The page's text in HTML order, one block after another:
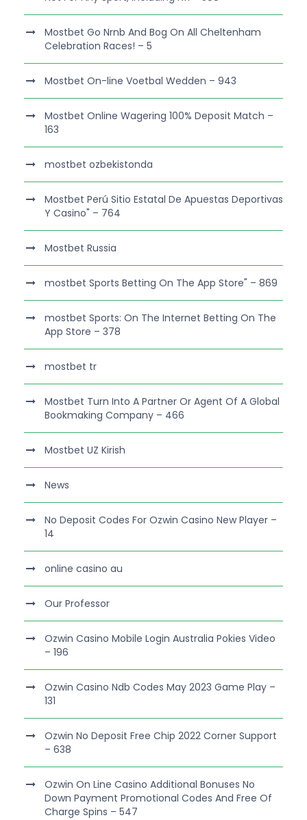
Mostbet Go Nrnb And Bog On All Cheltenham
Celebration Races! – 5
Mostbet On-line Voetbal Wedden – 943
Mostbet Online Wagering 100% Deposit Match –
163
mostbet ozbekistonda
Mostbet Perú Sitio Estatal De Apuestas Deportivas
Y Casino" – 764
Mostbet Russia
‎mostbet Sports Betting On The App Store" – 869
‎mostbet Sports: On The Internet Betting On The
App Store – 378
mostbet tr
Mostbet Turn Into A Partner Or Agent Of A Global
Bookmaking Company – 466
Mostbet UZ Kirish
News
No Deposit Codes For Ozwin Casino New Player –
14
online casino au
Our Professor
Ozwin Casino Mobile Login Australia Pokies Video
– 196
Ozwin Casino Ndb Codes May 2023 Game Play –
131
Ozwin No Deposit Free Chip 2022 Corner Support
– 638
Ozwin On Line Casino Additional Bonuses No
Down Payment Promotional Codes And Free Of
Charge Spins – 547